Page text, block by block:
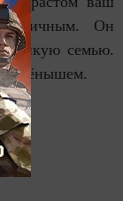
Он
семью.
детёнышем.